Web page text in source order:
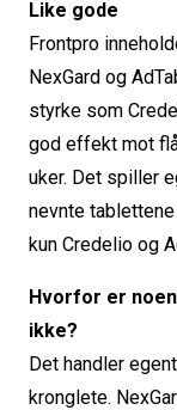
Like gode
Frontpro
NexGard og
styrke som
god effekt mot
uker. Det spiller
nevnte
kun Credelio og
Hvorfor er
ikke?
Det handler
kronglete.